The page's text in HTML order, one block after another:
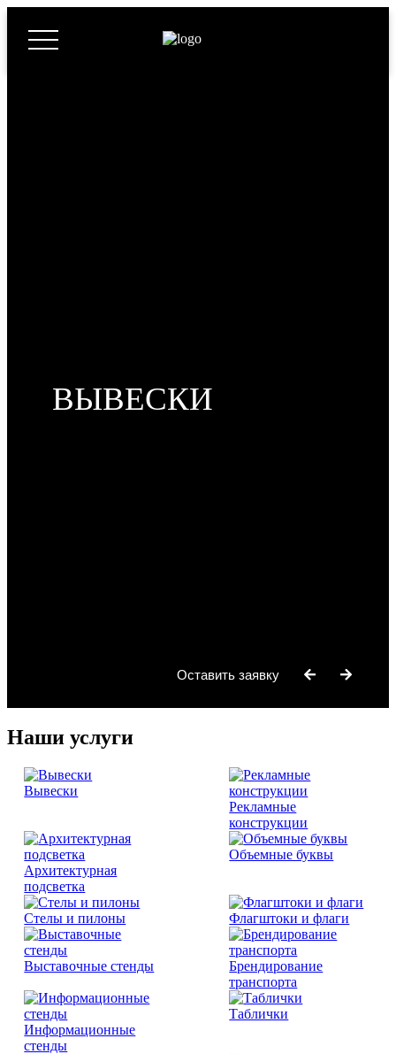
ФОРМЫ
Оставить заявку
Наши услуги
Вывески
Рекламные
конструкции
Архитектурная
подсветка
Объемные буквы
Стелы и пилоны Флагштоки и флаги
Выставочные стенды
Брендирование
транспорта
Информационные
стенды
Таблички